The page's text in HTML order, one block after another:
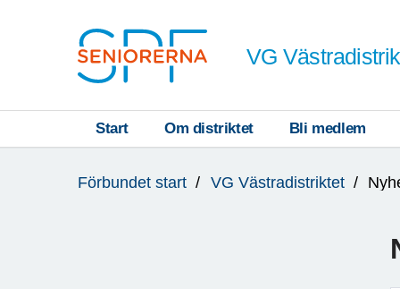
VG
Start Om distriktet Bli medlem
är
Förbundet start VG Västradistriktet